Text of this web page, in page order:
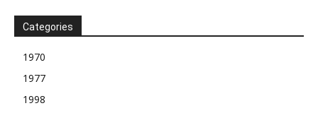
Categories
1970
1977
1998